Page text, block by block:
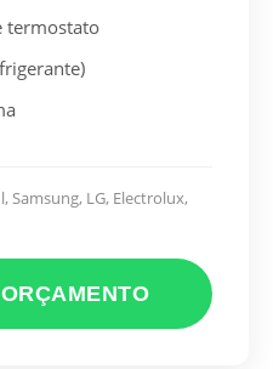
termostato
Samsung, LG, Electrolux,